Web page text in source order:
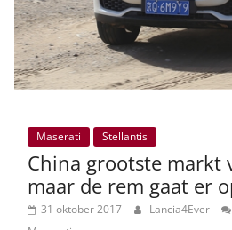
Maserati Stellantis
China grootste markt
maar de rem gaat er
31 oktober 2017 Lancia4Ever